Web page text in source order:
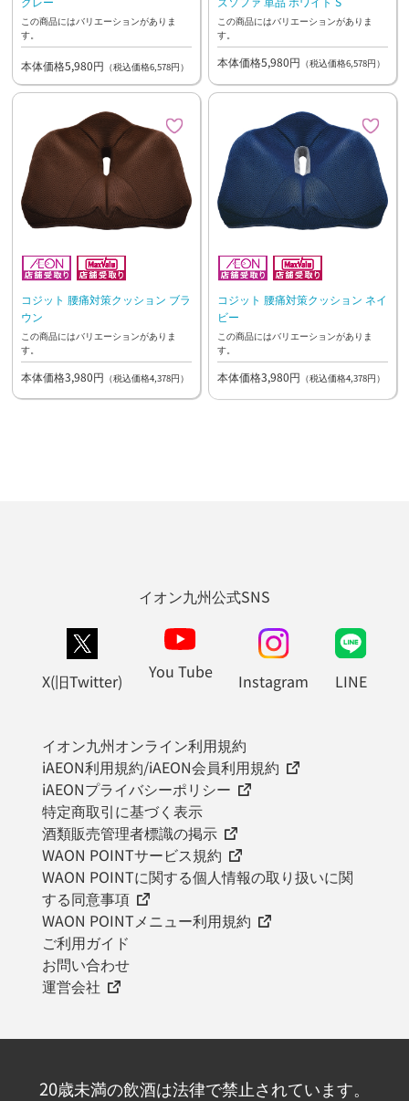
この商品にはバリエーションがありま
す。
本体価格5,980円 （税込価格6,578円）
この商品にはバリエーションがありま
す。
本体価格5,980円 （税込価格6,578円）
コジット 腰痛対策クッション ブラ
ウン
この商品にはバリエーションがありま
す。
本体価格3,980円 （税込価格4,378円）
コジット 腰痛対策クッション ネイ
ビー
この商品にはバリエーションがありま
す。
本体価格3,980円 （税込価格4,378円）
イオン九州公式SNS
X(旧Twitter) You Tube Instagram LINE
イオン九州オンライン利用規約
iAEON利用規約/iAEON会員利用規約
iAEONプライバシーポリシー
特定商取引に基づく表示
酒類販売管理者標識の掲示
WAON POINTサービス規約
WAON POINTに関する個人情報の取り扱いに関
する同意事項
WAON POINTメニュー利用規約
ご利用ガイド
お問い合わせ
運営会社
20歳未満の飲酒は法律で禁止されています。